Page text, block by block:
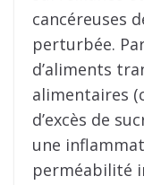
cancéreuses
perturbée.
d’aliments
alimentaires
d’excès de
une
perméabilité